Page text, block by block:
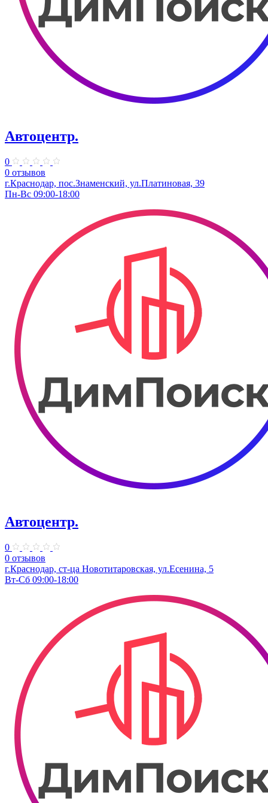
Автоцентр.
0
0 отзывов
г.Краснодар, пос.Знаменский, ул.Платиновая, 39
Пн-Вс 09:00-18:00
Автоцентр.
0
0 отзывов
г.Краснодар, ст-ца Новотитаровская, ул.Есенина, 5
Вт-Сб 09:00-18:00